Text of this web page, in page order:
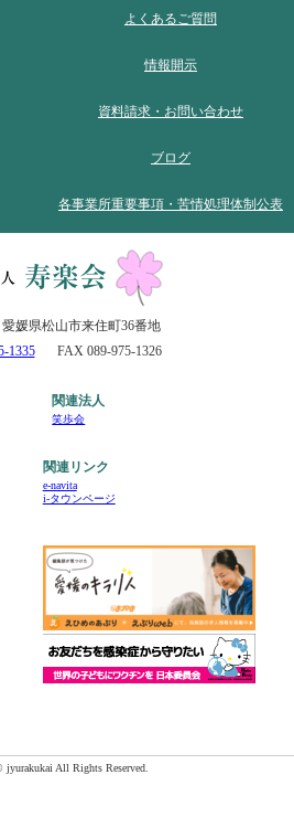
よくあるご質問
情報開示
資料請求・お問い合わせ
ブログ
各事業所重要事項・苦情処理体制公表
愛媛県松山市来住町36番地
1335 FAX 089-975-1326
関連法人
笑歩会
関連リンク
e-navita
i-タウンページ
All Rights Reserved.